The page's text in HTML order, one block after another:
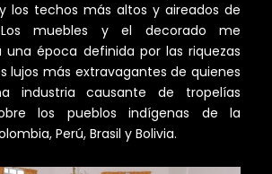
los techos más altos y aireados de
muebles y el decorado me
una época definida por las riquezas
lujos más extravagantes de quienes
industria causante de tropelías
los pueblos indígenas de la
Perú, Brasil y Bolivia.